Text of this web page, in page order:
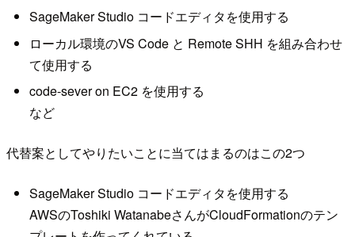
SageMaker Studio コードエディタを使用する
ローカル環境のVS Code と Remote SHH を組み合わせ
て使用する
code-sever on EC2 を使用する
など
代替案としてやりたいことに当てはまるのはこの2つ
SageMaker Studio コードエディタを使用する
AWSのToshiki WatanabeさんがCloudFormationのテン